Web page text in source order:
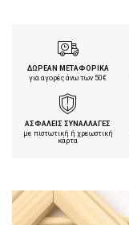
ΔΩΡΕΑΝ ΜΕΤΑΦΟΡΙΚΑ
για αγορές άνω των 50€
ΑΣΦΑΛΕΙΣ ΣΥΝΑΛΛΑΓΕΣ
με πιστωτική ή χρεωστική
κάρτα